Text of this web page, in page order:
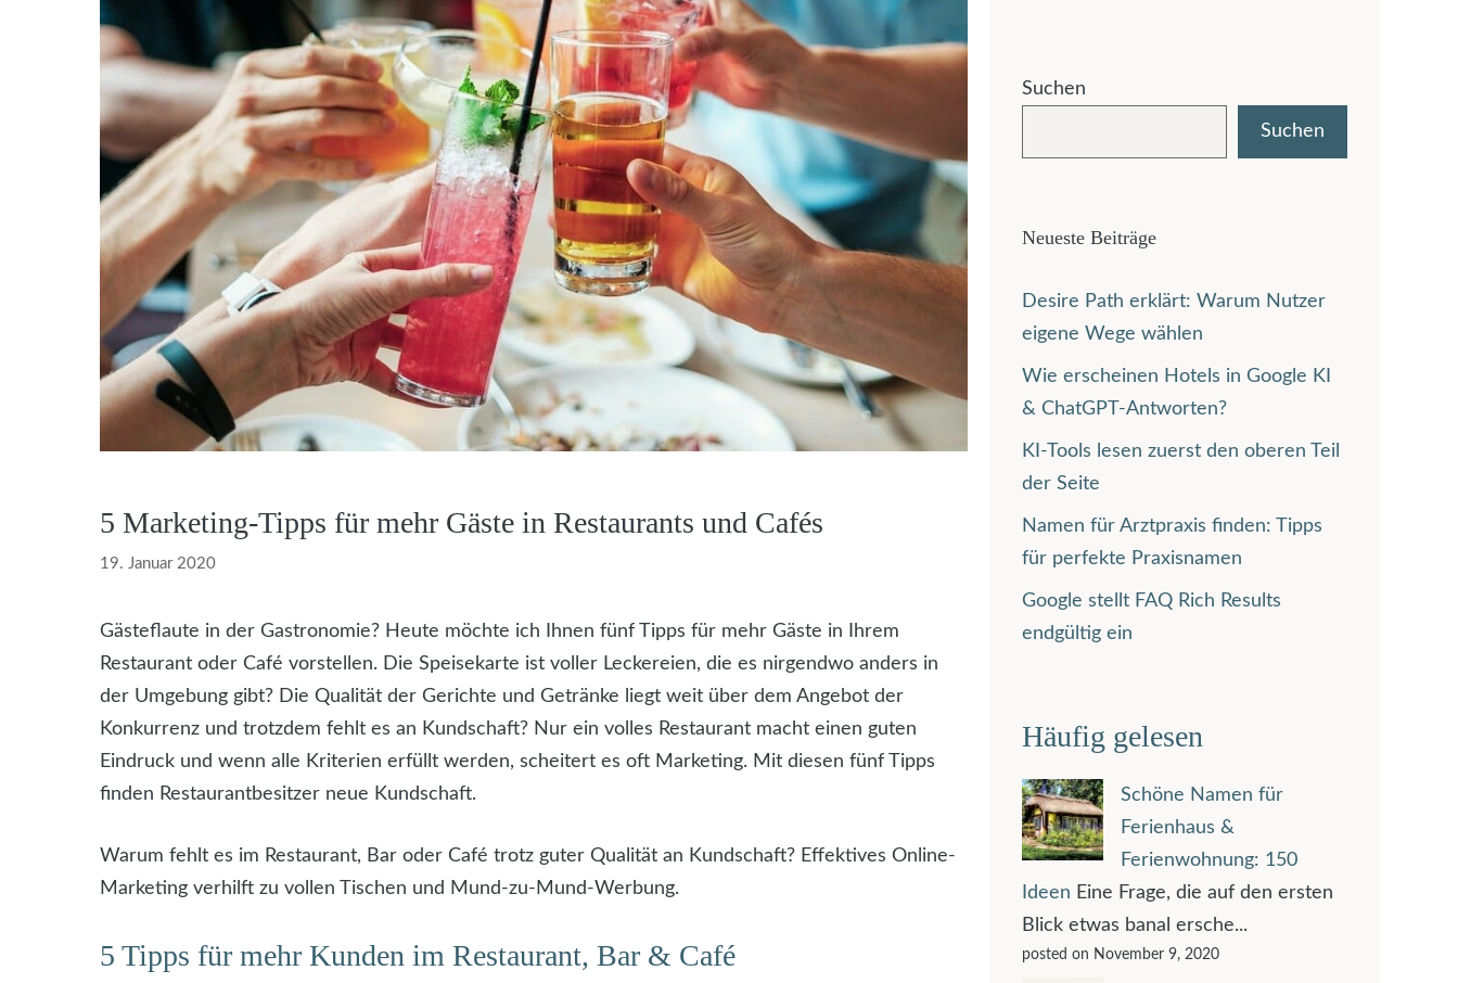
5 Marketing-Tipps für mehr Gäste in Restaurants und Cafés
19. Januar 2020
Gästeflaute in der Gastronomie? Heute möchte ich Ihnen fünf Tipps für mehr Gäste in Ihrem
Restaurant oder Café vorstellen. Die Speisekarte ist voller Leckereien, die es nirgendwo anders in
der Umgebung gibt? Die Qualität der Gerichte und Getränke liegt weit über dem Angebot der
Konkurrenz und trotzdem fehlt es an Kundschaft? Nur ein volles Restaurant macht einen guten
Eindruck und wenn alle Kriterien erfüllt werden, scheitert es oft Marketing. Mit diesen fünf Tipps
finden Restaurantbesitzer neue Kundschaft.
Warum fehlt es im Restaurant, Bar oder Café trotz guter Qualität an Kundschaft? Effektives Online-
Marketing verhilft zu vollen Tischen und Mund-zu-Mund-Werbung.
5 Tipps für mehr Kunden im Restaurant, Bar & Café
Suchen
Suchen
Neueste Beiträge
Desire Path erklärt: Warum Nutzer
eigene Wege wählen
Wie erscheinen Hotels in Google KI
& ChatGPT-Antworten?
KI-Tools lesen zuerst den oberen Teil
der Seite
Namen für Arztpraxis finden: Tipps
für perfekte Praxisnamen
Google stellt FAQ Rich Results
endgültig ein
Häufig gelesen
Schöne Namen für
Ferienhaus &
Ferienwohnung: 150
Ideen Eine Frage, die auf den ersten
Blick etwas banal ersche...
posted on November 9, 2020